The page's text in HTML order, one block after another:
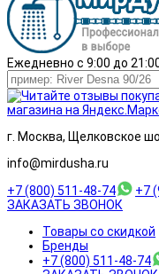
Ежедневно с 9:00 до
г. Москва, Щелковское
info@mirdusha.ru
+7 (800) 511-48-74
+7
ЗАКАЗАТЬ ЗВОНОК
Товары со скидкой
Бренды
+7 (800) 511-48-74